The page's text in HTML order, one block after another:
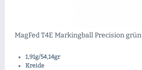
MagFed T4E Markingball Precision grün
1,91g/54,14gr
Kreide